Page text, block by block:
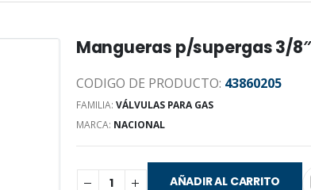
Mangueras p/supergas 3/8″
CODIGO DE PRODUCTO: 43860205
FAMILIA: VÁLVULAS PARA GAS
MARCA: NACIONAL
AÑADIR AL CARRITO